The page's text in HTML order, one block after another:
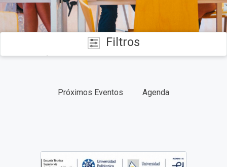
Filtros
Próximos Eventos Agenda